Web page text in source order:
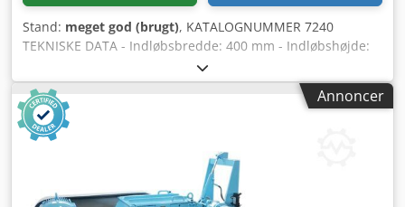
Stand: meget god (brugt), KATALOGNUMMER 7240
TEKNISKE DATA - Indløbsbredde: 400 mm - Indløbshøjde:
210 mm - Akselbredde: 530 mm - Akseldiameter: 500 mm
Dedpfx Aszruhqeg Aeck - Knivlængde: 530 mm - Antal
knive: 2 stk. - Soldimensioner: 55x50 mm - 2 tandede
trækaksler fra bunden - Motor til nederste aksler: ca. 3 kW
- Tandetrækaksel fra toppen - Motor til øverste aksel: 1,5
kW - Indføringsbåndets længde: 4600 mm -
Indføringsbåndets bredde: 400 mm - Hovedmotor: 55 kW -
Autorevers - Indføringsmål (L/B/H): 4630x620x760 mm -
Annoncer